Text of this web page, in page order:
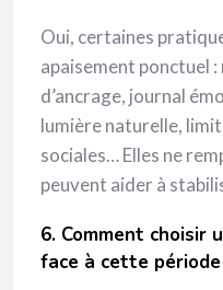
Oui, certaines
apaisement ponctuel
d’ancrage, journal
lumière naturelle,
sociales… Elles ne
peuvent aider à
6. Comment choisir
face à cette période